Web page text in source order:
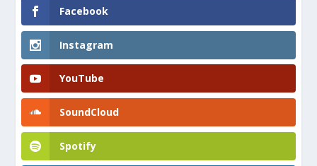
Facebook
Instagram
YouTube
SoundCloud
Spotify